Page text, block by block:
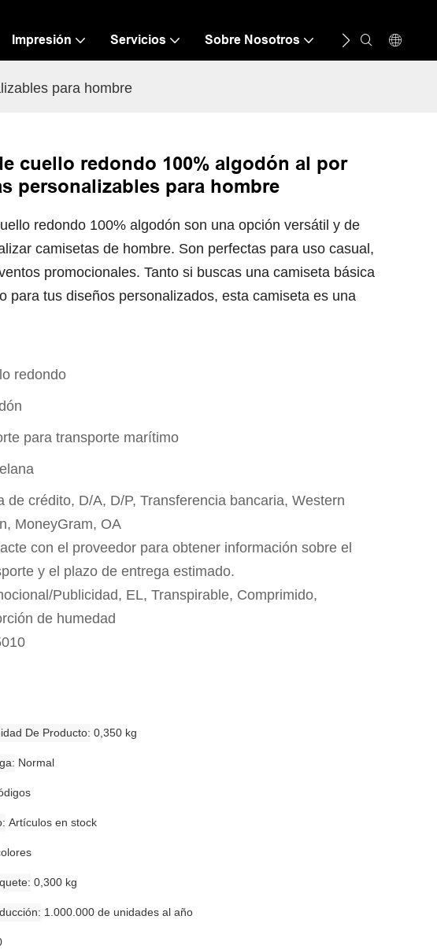
Impresión Servicios Sobre Nosotros Recurso
para hombre
cuello redondo 100% algodón al por
personalizables para hombre
redondo 100% algodón son una opción versátil y de
camisetas de hombre. Son perfectas para uso casual,
promocionales. Tanto si buscas una camiseta básica
para tus diseños personalizados, esta camiseta es una
redondo
para transporte marítimo
de crédito, D/A, D/P, Transferencia bancaria, Western
MoneyGram, OA
con el proveedor para obtener información sobre el
y el plazo de entrega estimado.
Publicidad, EL, Transpirable, Comprimido,
de humedad
De Producto 0,350 kg
Normal
Artículos en stock
0,300 kg
1.000.000 de unidades al año